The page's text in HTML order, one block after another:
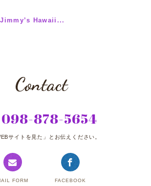
Jimmy’s Hawaii...
Contact
098-878-5654
サイトを見た」とお伝えください。
FORM FACEBOOK